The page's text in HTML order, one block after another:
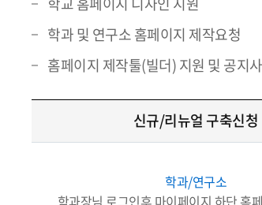
학과 및 연구소 홈페이지 제작요청
홈페이지 제작툴(빌더) 지원 및 공지
신규/리뉴얼 구축신청
학과/연구소
학과장님 로그인후 마이페이지 하단 홈